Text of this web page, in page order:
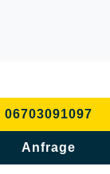
06703091097
Anfrage